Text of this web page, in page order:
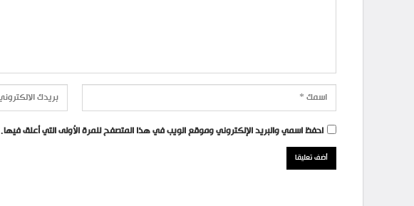
احفظ اسمي والبريد الإلكتروني وموقع الويب في هذا المتصفح للمرة الأولى التي أعلق فيها.